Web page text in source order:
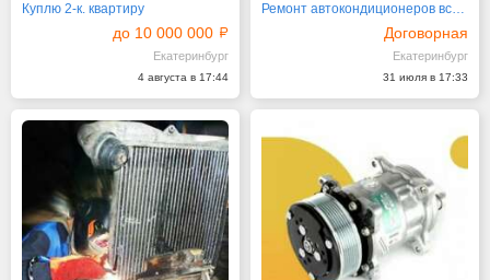
Куплю 2-к. квартиру
до 10 000 000
Екатеринбург
4 августа в 17:44
Ремонт автокондиционеров всех видов
Договорная
Екатеринбург
31 июля в 17:33